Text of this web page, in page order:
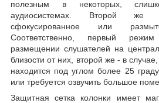
полезным в некоторых,
аудиосистемах. Второй же
сфокусированное или
Соответственно, первый
размещении слушателей на
близости от них, второй же - в
находится под углом более 25
или требуется озвучить большое
Защитная сетка колонки имеет